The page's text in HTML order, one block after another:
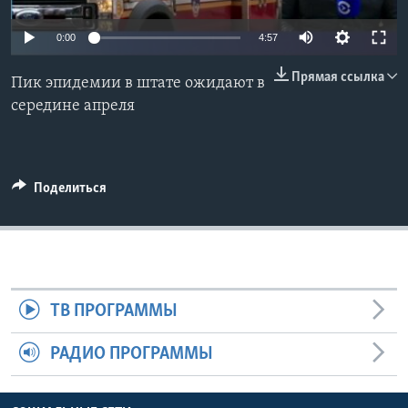
Learning English
СОЦИАЛЬНЫЕ СЕТИ
0:00 4:57
Прямая ссылка
Пик эпидемии в штате ожидают в
середине апреля
Поделиться
ТВ ПРОГРАММЫ
РАДИО ПРОГРАММЫ